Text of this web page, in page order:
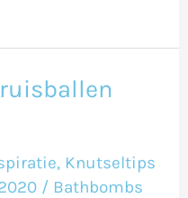
, Knutseltips
/ Bathbombs